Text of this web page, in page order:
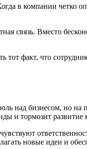
в компании четко
связь. Вместо
факт, что
над бизнесом, но на
и тормозит развитие
новые идеи и